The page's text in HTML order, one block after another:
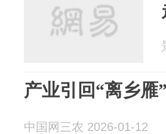
产业引回“离乡雁
中国网三农 2026-01-12